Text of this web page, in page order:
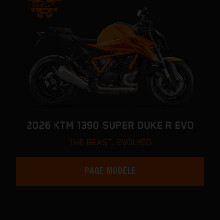
2026 KTM 1390 SUPER DUKE R EVO
THE BEAST, EVOLVED
PAGE MODÈLE